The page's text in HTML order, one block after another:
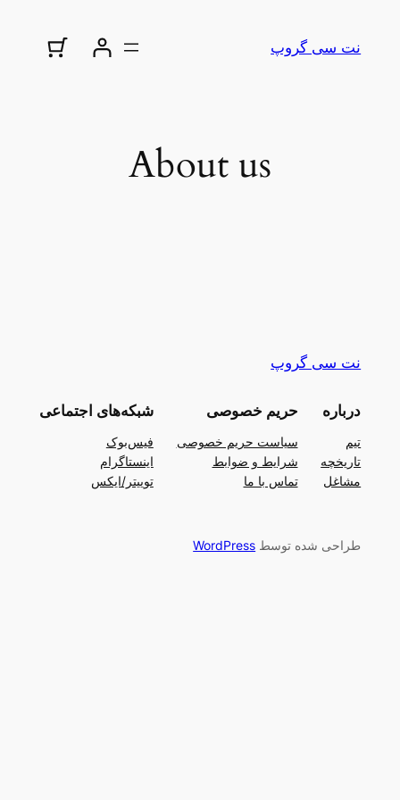
نت سی گروپ
About us
نت سی گروپ
درباره
تیم
تاریخچه
مشاغل
حریم خصوصی
سیاست حریم خصوصی
شرایط و ضوابط
تماس با ما
شبکه‌های اجتماعی
فیس‌بوک
اینستاگرام
توییتر/ایکس
طراحی شده توسط WordPress